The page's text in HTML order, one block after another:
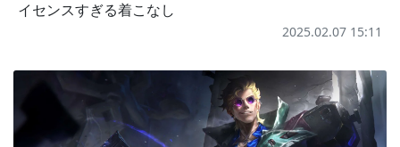
イセンスすぎる着こなし
2025.02.07 15:11